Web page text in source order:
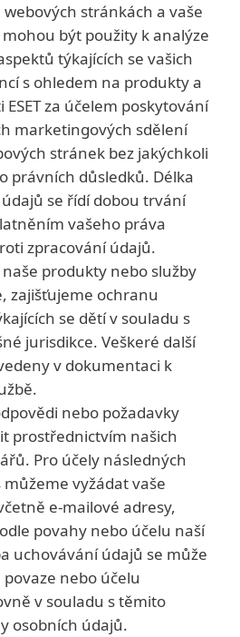
stránkách a vaše
být použity k analýze
týkajících se vašich
s ohledem na produkty a
za účelem poskytování
marketingových sdělení
stránek bez jakýchkoli
právních důsledků. Délka
se řídí dobou trvání
vašeho práva
zpracování údajů.
produkty nebo služby
zajišťujeme ochranu
se dětí v souladu s
jurisdikce. Veškeré další
v dokumentaci k
nebo požadavky
prostřednictvím našich
Pro účely následných
vyžádat vaše
e-mailové adresy,
povahy nebo účelu naší
uchovávání údajů se může
nebo účelu
v souladu s těmito
osobních údajů.